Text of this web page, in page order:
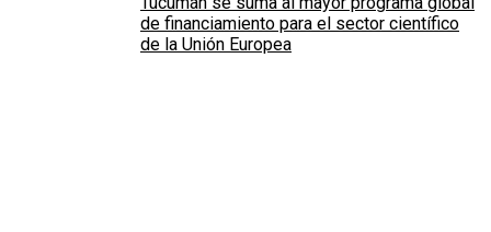
de financiamiento para el sector científico
de la Unión Europea